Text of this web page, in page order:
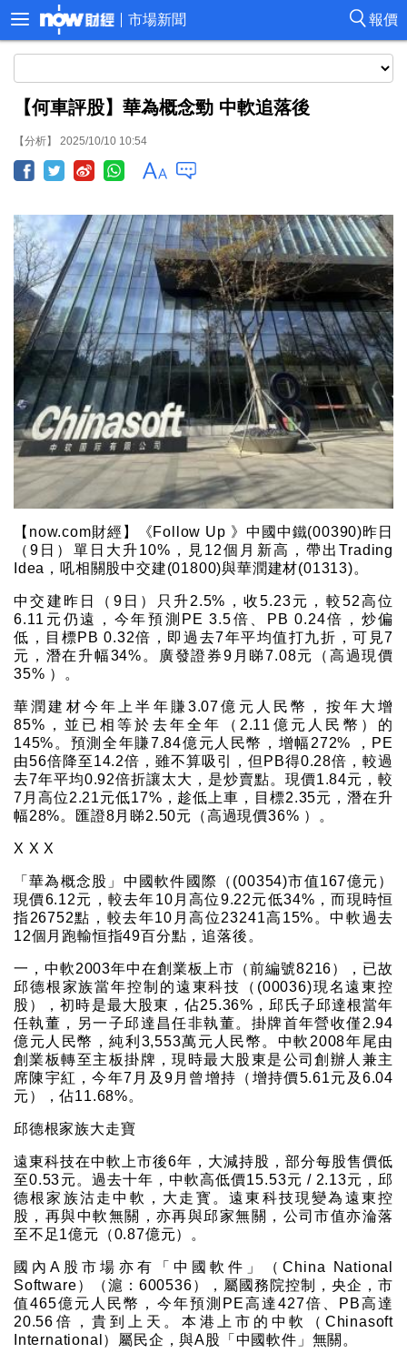
報價
市場新聞
【何車評股】華為概念勁 中軟追落後
【分析】 2025/10/10 10:54
【now.com財經】《Follow Up 》中國中鐵(00390)昨日
（9日）單日大升10%，見12個月新高，帶出Trading
Idea，吼相關股中交建(01800)與華潤建材(01313)。
中交建昨日（9日）只升2.5%，收5.23元，較52高位
6.11元仍遠，今年預測PE 3.5倍、PB 0.24倍，炒偏
低，目標PB 0.32倍，即過去7年平均值打九折，可見7
元，潛在升幅34%。廣發證券9月睇7.08元（高過現價
35% ）。
華潤建材今年上半年賺3.07億元人民幣，按年大增
85%，並已相等於去年全年（2.11億元人民幣）的
145%。預測全年賺7.84億元人民幣，增幅272% ，PE
由56倍降至14.2倍，雖不算吸引，但PB得0.28倍，較過
去7年平均0.92倍折讓太大，是炒賣點。現價1.84元，較
7月高位2.21元低17%，趁低上車，目標2.35元，潛在升
幅28%。匯證8月睇2.50元（高過現價36% ）。
X X X
「華為概念股」中國軟件國際（(00354)市值167億元）
現價6.12元，較去年10月高位9.22元低34%，而現時恒
指26752點，較去年10月高位23241高15%。中軟過去
12個月跑輸恒指49百分點，追落後。
一，中軟2003年中在創業板上市（前編號8216），已故
邱德根家族當年控制的遠東科技（(00036)現名遠東控
股），初時是最大股東，佔25.36%，邱氏子邱達根當年
任執董，另一子邱達昌任非執董。掛牌首年營收僅2.94
億元人民幣，純利3,553萬元人民幣。中軟2008年尾由
創業板轉至主板掛牌，現時最大股東是公司創辦人兼主
席陳宇紅，今年7月及9月曾增持（增持價5.61元及6.04
元），佔11.68%。
邱德根家族大走寶
遠東科技在中軟上市後6年，大減持股，部分每股售價低
至0.53元。過去十年，中軟高低價15.53元 / 2.13元，邱
德根家族沽走中軟，大走寳。遠東科技現變為遠東控
股，再與中軟無關，亦再與邱家無關，公司市值亦淪落
至不足1億元（0.87億元）。
國內A股市場亦有「中國軟件」（China National
Software）（滬：600536），屬國務院控制，央企，市
值465億元人民幣，今年預測PE高達427倍、PB高達
20.56倍，貴到上天。本港上市的中軟（Chinasoft
International）屬民企，與A股「中國軟件」無關。